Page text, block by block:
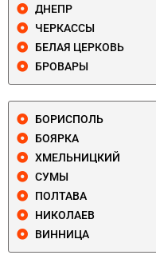
ДНЕПР
ЧЕРКАССЫ
БЕЛАЯ ЦЕРКОВЬ
БРОВАРЫ
БОРИСПОЛЬ
БОЯРКА
ХМЕЛЬНИЦКИЙ
СУМЫ
ПОЛТАВА
НИКОЛАЕВ
ВИННИЦА